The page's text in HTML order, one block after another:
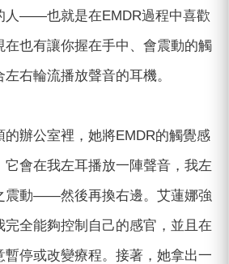
人——也就是在EMDR過程中喜歡
也有讓你握在手中、會震動的觸
右輪流播放聲音的耳機。
辦公室裡，她將EMDR的觸覺感
它會在我左耳播放一陣聲音，我左
震動——然後再換右邊。艾蓮娜強
完全能夠控制自己的感官，並且在
暫停或改變療程。接著，她拿出一